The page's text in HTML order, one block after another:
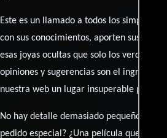
Este es un llamado a todos los
con sus conocimientos, aporten sus
esas joyas ocultas que solo los verdaderos
opiniones y sugerencias son el
nuestra web un lugar insuperable para
No hay detalle demasiado pequeño ni
pedido especial? ¿Una película que